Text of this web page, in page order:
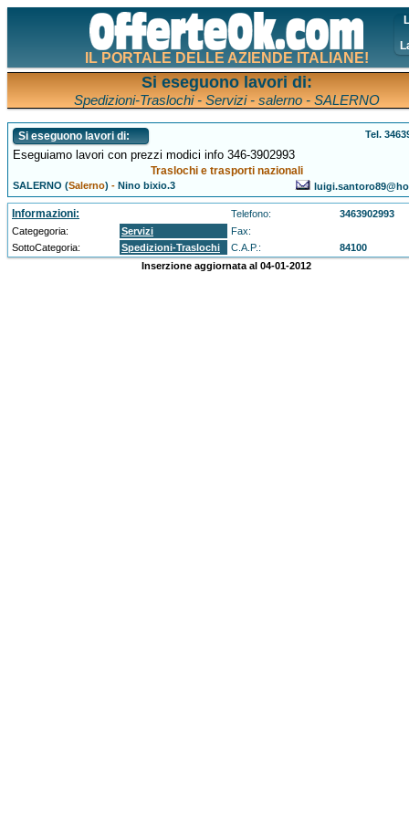
IL PORTALE DELLE AZIENDE ITALIANE!
Si eseguono lavori di:
Spedizioni-Traslochi - Servizi - salerno - SALERNO
Si eseguono lavori di: Tel.
Eseguiamo lavori con prezzi modici info 346-3902993
Traslochi e trasporti nazionali
SALERNO (Salerno) -Nino bixio.3
Informazioni: Telefono:
3463902993
Categegoria:
Servizi
Fax:
SottoCategoria:
Spedizioni-Traslochi C.A.P.:
84100
Inserzione aggiornata al 04-01-2012